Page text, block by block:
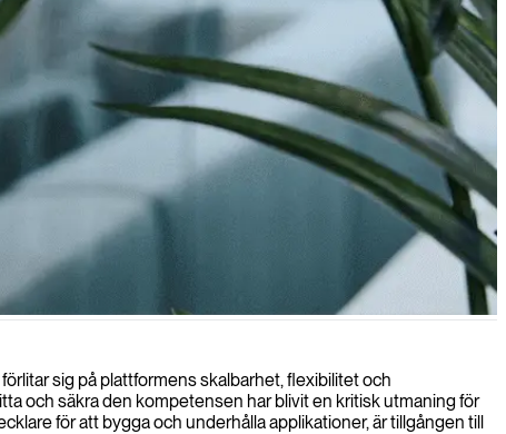
och tillförlitlighet.
sig på plattformens skalbarhet, flexibilitet och
och säkra den kompetensen har blivit en kritisk utmaning för
för att bygga och underhålla applikationer, är tillgången till